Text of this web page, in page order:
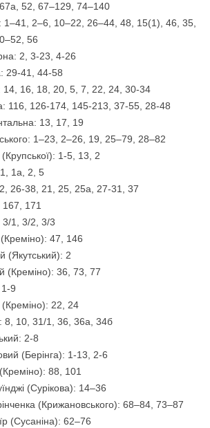
52, 67–129, 74–140
1–41, 2–6, 10–22, 26–44, 48, 15(1), 46, 35,
56
2, 3-23, 4-26
29-41, 44-58
14, 16, 18, 20, 5, 7, 22, 24, 30-34
116, 126-174, 145-213, 37-55, 28-48
13, 17, 19
1–23, 2–26, 19, 25–79, 28–82
1-5, 13, 2
1а, 2, 5
26-38, 21, 25, 25а, 27-31, 37
171
3/1, 3/2, 3/3
47, 146
(Якутський): 2
(Креміно): 36, 73, 77
1-9
22, 24
8, 10, 31/1, 36, 36а, 34б
2-8
(Берінга): 1-13, 2-6
88, 101
(Сурікова): 14–36
(Крижановського): 68–84, 73–87
(Сусаніна): 62–76